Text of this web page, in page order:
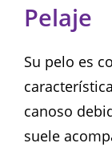
Pelaje
Su pelo es
canoso
suele